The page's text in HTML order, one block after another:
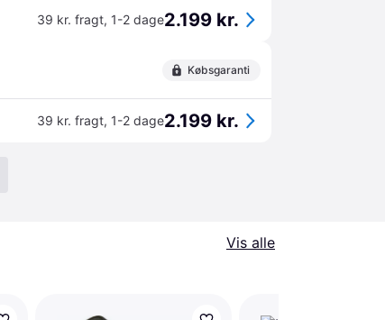
39 kr. fragt, 1-2 dage2.199 kr.
Købsgaranti
39 kr. fragt, 1-2 dage2.199 kr.
Vis alle